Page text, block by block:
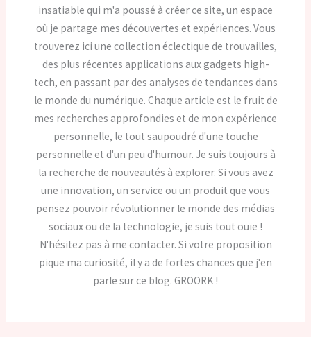
insatiable qui m'a poussé à créer ce site, un espace
où je partage mes découvertes et expériences. Vous
trouverez ici une collection éclectique de trouvailles,
des plus récentes applications aux gadgets high-
tech, en passant par des analyses de tendances dans
le monde du numérique. Chaque article est le fruit de
mes recherches approfondies et de mon expérience
personnelle, le tout saupoudré d'une touche
personnelle et d'un peu d'humour. Je suis toujours à
la recherche de nouveautés à explorer. Si vous avez
une innovation, un service ou un produit que vous
pensez pouvoir révolutionner le monde des médias
sociaux ou de la technologie, je suis tout ouïe !
N'hésitez pas à me contacter. Si votre proposition
pique ma curiosité, il y a de fortes chances que j'en
parle sur ce blog. GROORK !